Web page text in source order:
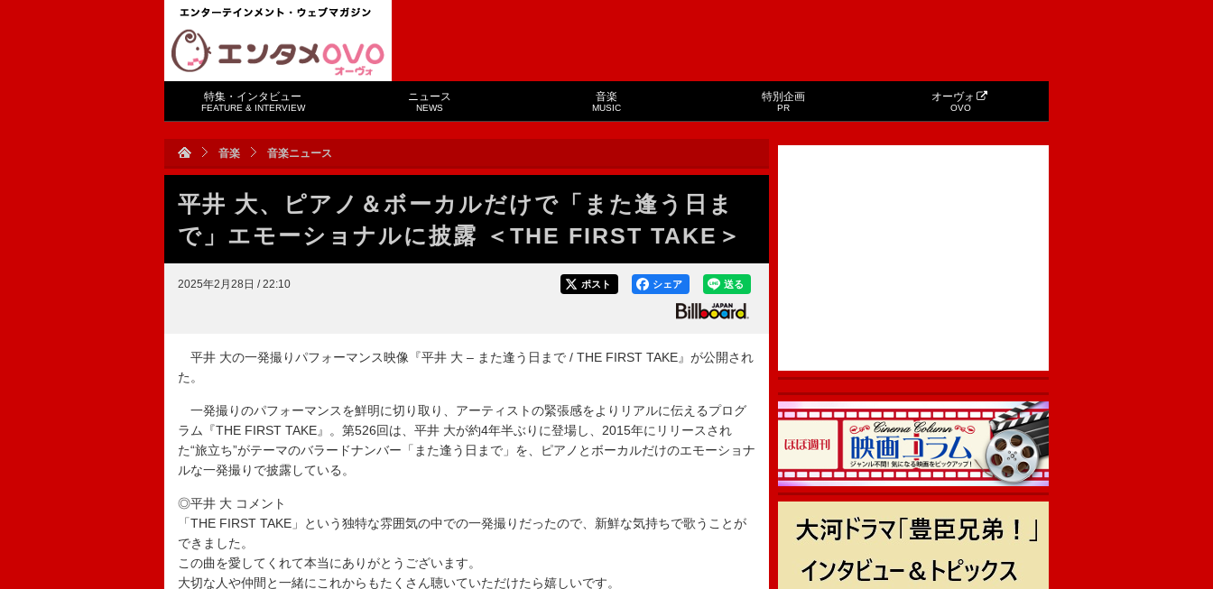
特集・インタビュー
FEATURE & INTERVIEW
ニュース
NEWS
音楽
MUSIC
特別企画
PR
オーヴォ
OVO
音楽 音楽ニュース
平井 大、ピアノ＆ボーカルだけで「また逢う日ま
で」エモーショナルに披露 ＜THE FIRST TAKE＞
2025年2月28日 / 22:10 送る
シェア
ポスト
平井 大の一発撮りパフォーマンス映像『平井 大 – また逢う日まで / THE FIRST TAKE』が公開され
た。
一発撮りのパフォーマンスを鮮明に切り取り、アーティストの緊張感をよりリアルに伝えるプログ
ラム『THE FIRST TAKE』。第526回は、平井 大が約4年半ぶりに登場し、2015年にリリースされ
た“旅立ち”がテーマのバラードナンバー「また逢う日まで」を、ピアノとボーカルだけのエモーショナ
ルな一発撮りで披露している。
◎平井 大 コメント
「THE FIRST TAKE」という独特な雰囲気の中での一発撮りだったので、新鮮な気持ちで歌うことが
できました。
この曲を愛してくれて本当にありがとうございます。
大切な人や仲間と一緒にこれからもたくさん聴いていただけたら嬉しいです。